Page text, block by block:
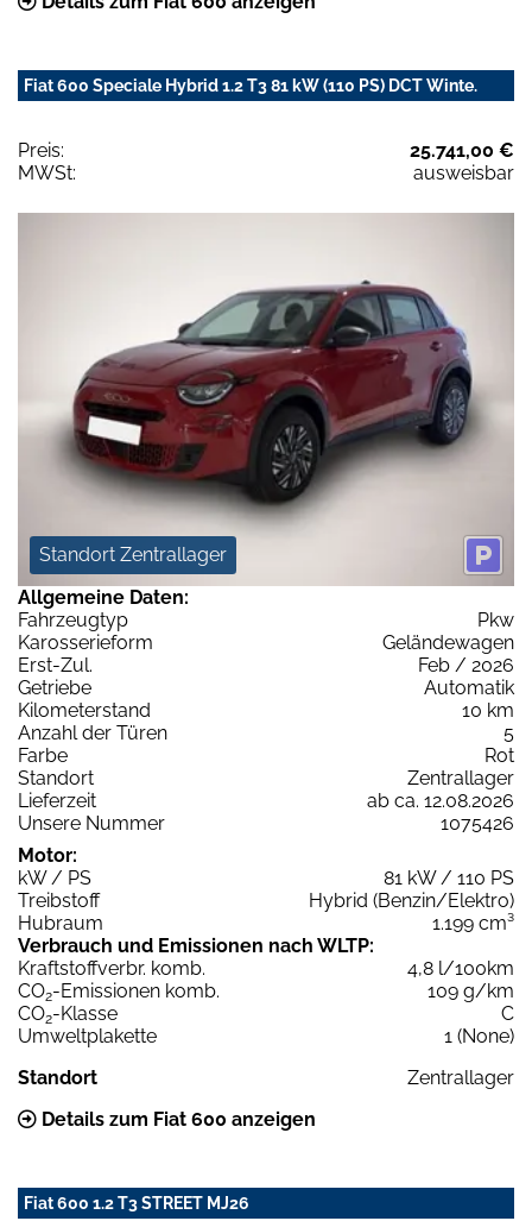
Fiat 600 Speciale Hybrid 1.2 T3 81 kW (110 PS) DCT Winte.
Preis:
25.741,00 €
MWSt:
ausweisbar
Standort Zentrallager
Allgemeine Daten:
Fahrzeugtyp
Pkw
Karosserieform
Geländewagen
Erst-Zul.
Feb / 2026
Getriebe
Automatik
Kilometerstand
10 km
Anzahl der Türen
5
Farbe
Rot
Standort
Zentrallager
Lieferzeit
ab ca. 12.08.2026
Unsere Nummer
1075426
Motor:
kW / PS
81 kW / 110 PS
Treibstoff
Hybrid (Benzin/Elektro)
Hubraum
1.199 cm³
Verbrauch und Emissionen nach WLTP:
Kraftstoffverbr. komb.
4,8 l/100km
CO2-Emissionen komb.
109 g/km
CO2-Klasse
C
Umweltplakette
1 (None)
Standort
Zentrallager
Details zum Fiat 600 anzeigen
Fiat 600 1.2 T3 STREET MJ26